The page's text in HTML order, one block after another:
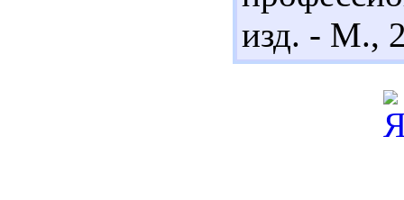
изд. - М.,